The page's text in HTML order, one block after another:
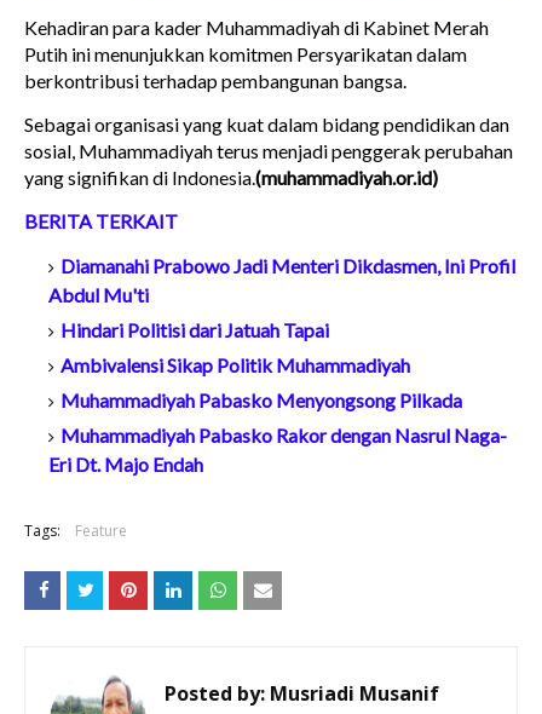
Kehadiran para kader Muhammadiyah di Kabinet Merah
Putih ini menunjukkan komitmen Persyarikatan dalam
berkontribusi terhadap pembangunan bangsa.
Sebagai organisasi yang kuat dalam bidang pendidikan dan
sosial, Muhammadiyah terus menjadi penggerak perubahan
yang signifikan di Indonesia.(muhammadiyah.or.id)
BERITA TERKAIT
Diamanahi Prabowo Jadi Menteri Dikdasmen, Ini Profil
Abdul Mu'ti
Hindari Politisi dari Jatuah Tapai
Ambivalensi Sikap Politik Muhammadiyah
Muhammadiyah Pabasko Menyongsong Pilkada
Muhammadiyah Pabasko Rakor dengan Nasrul Naga-
Eri Dt. Majo Endah
Tags: Feature
Posted by: Musriadi Musanif